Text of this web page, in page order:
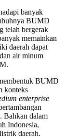
banyak
BUMD
telah bergerak
memainkan
daerah dapat
air minum
BUMD
konteks
enterprise
Bahkan dalam
Indonesia,
daerah.